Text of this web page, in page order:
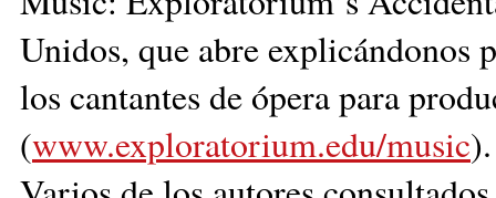
Unidos, que abre explicándonos
los cantantes de ópera para
(www.exploratorium.edu/music).